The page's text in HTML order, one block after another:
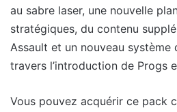
au sabre laser, une nouvelle
stratégiques, du contenu
Assault et un nouveau système
travers l’introduction de Progs
Vous pouvez acquérir ce pack